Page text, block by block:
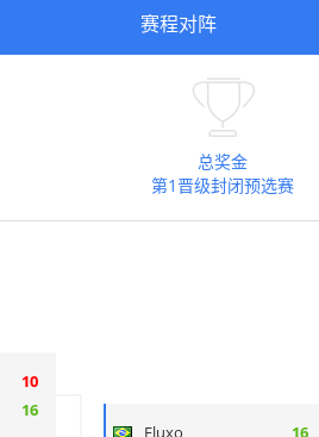
赛程对阵

总奖金
第1晋级封闭预选赛
10
16
Fluxo
16